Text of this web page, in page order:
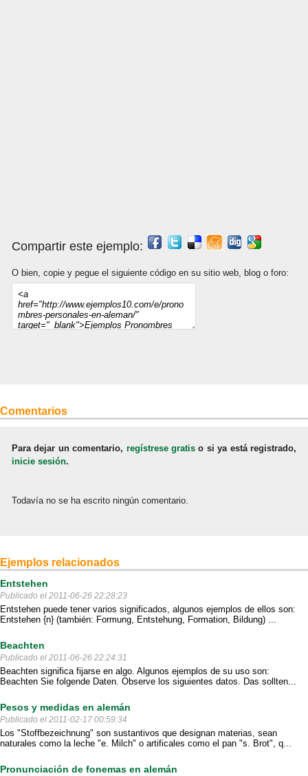
Compartir este ejemplo:
O bien, copie y pegue el siguiente código en su sitio web, blog o foro:
Comentarios
Para dejar un comentario, regístrese gratis o si ya está registrado,
inicie sesión.
Todavía no se ha escrito ningún comentario.
Ejemplos relacionados
Entstehen
Publicado el 2011-06-26 22:28:23
Entstehen puede tener varios significados, algunos ejemplos de ellos son:
Entstehen {n} (también: Formung, Entstehung, Formation, Bildung) ...
Beachten
Publicado el 2011-06-26 22:24:31
Beachten significa fijarse en algo. Algunos ejemplos de su uso son:
Beachten Sie folgende Daten. Observe los siguientes datos. Das sollten...
Pesos y medidas en alemán
Publicado el 2011-02-17 00:59:34
Los "Stoffbezeichnung" son sustantivos que designan materias, sean
naturales como la leche "e. Milch" o artificales como el pan "s. Brot", q...
Pronunciación de fonemas en alemán